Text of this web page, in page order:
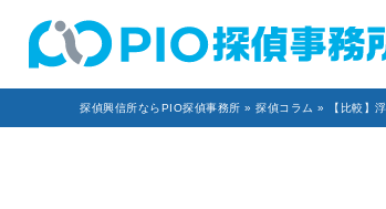
探偵興信所ならPIO探偵事務所 » 探偵コラム » 【比較】